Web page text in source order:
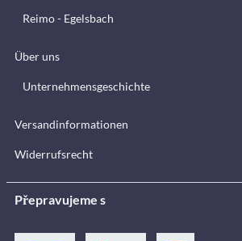
Reimo - Egelsbach
Über uns
Unternehmensgeschichte
Versandinformationen
Widerrufsrecht
Přepravujeme s